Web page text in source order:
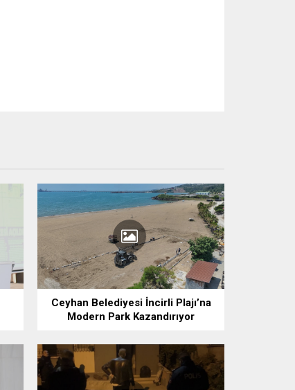
Ceyhan Belediyesi İncirli Plajı’na
Modern Park Kazandırıyor